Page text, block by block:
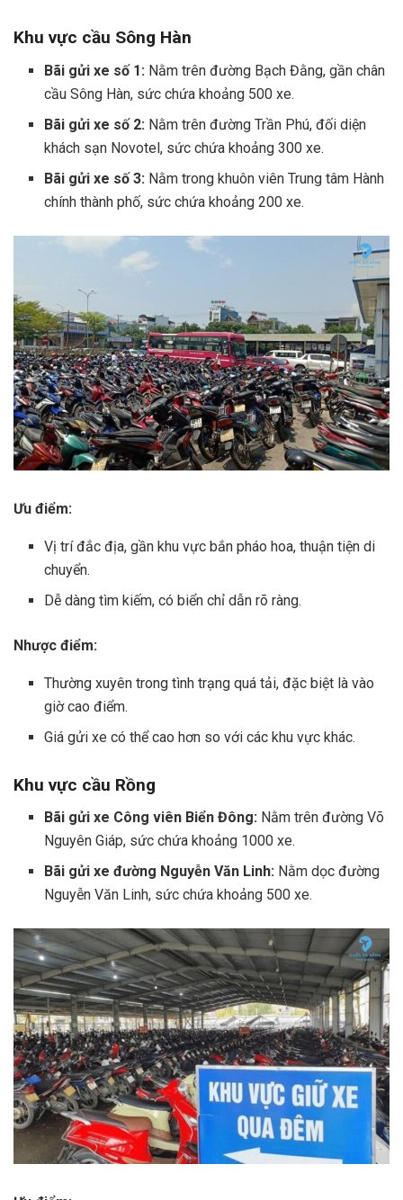
Khu vực cầu Sông Hàn
Bãi gửi xe số 1: Nằm trên đường Bạch Đằng, gần chân
cầu Sông Hàn, sức chứa khoảng 500 xe.
Bãi gửi xe số 2: Nằm trên đường Trần Phú, đối diện
khách sạn Novotel, sức chứa khoảng 300 xe.
Bãi gửi xe số 3: Nằm trong khuôn viên Trung tâm Hành
chính thành phố, sức chứa khoảng 200 xe.
Ưu điểm:
Vị trí đắc địa, gần khu vực bắn pháo hoa, thuận tiện di
chuyển.
Dễ dàng tìm kiếm, có biển chỉ dẫn rõ ràng.
Nhược điểm:
Thường xuyên trong tình trạng quá tải, đặc biệt là vào
giờ cao điểm.
Giá gửi xe có thể cao hơn so với các khu vực khác.
Khu vực cầu Rồng
Bãi gửi xe Công viên Biển Đông: Nằm trên đường Võ
Nguyên Giáp, sức chứa khoảng 1000 xe.
Bãi gửi xe đường Nguyễn Văn Linh: Nằm dọc đường
Nguyễn Văn Linh, sức chứa khoảng 500 xe.